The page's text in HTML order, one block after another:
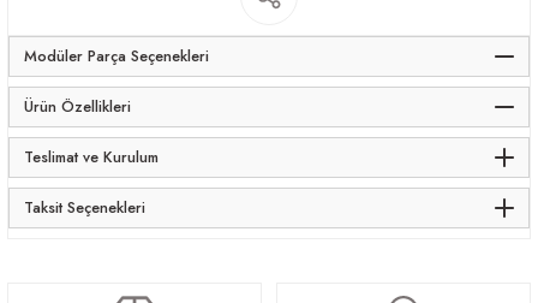
Modüler Parça Seçenekleri
Ürün Özellikleri
Teslimat ve Kurulum
Taksit Seçenekleri